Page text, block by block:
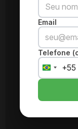
Email
Telefone
Brazil
+55
+55